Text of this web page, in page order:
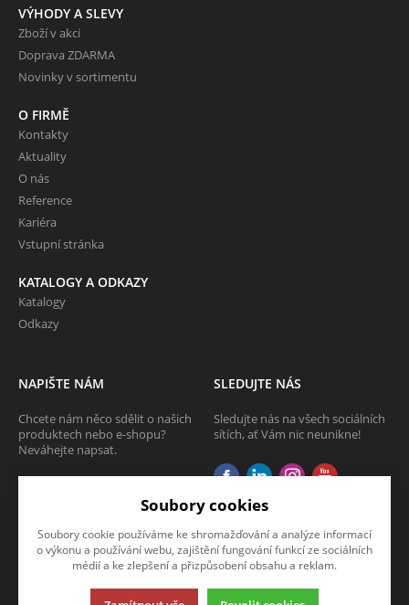
VÝHODY A SLEVY
Zboží v akci
Doprava ZDARMA
Novinky v sortimentu
O FIRMĚ
Kontakty
Aktuality
O nás
Reference
Kariéra
Vstupní stránka
KATALOGY A ODKAZY
Katalogy
Odkazy
NAPIŠTE NÁM
Chcete nám něco sdělit o našich
produktech nebo e-shopu?
Neváhejte napsat.
SLEDUJTE NÁS
Sledujte nás na všech sociálních
sítích, ať Vám nic neunikne!
Soubory cookies
Soubory cookie používáme ke shromažďování a analýze informací
o výkonu a používání webu, zajištění fungování funkcí ze sociálních
médií a ke zlepšení a přizpůsobení obsahu a reklam.